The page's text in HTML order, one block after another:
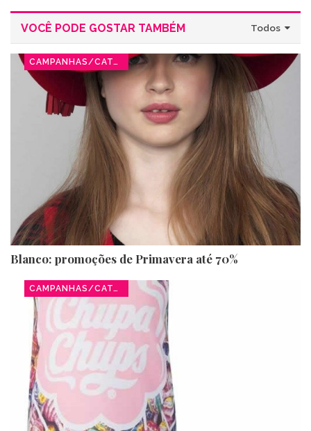
Todos
VOCÊ PODE GOSTAR TAMBÉM
CAMPANHAS/CATÁLOGOS
Blanco: promoções de Primavera até 70%
CAMPANHAS/CATÁLOGOS